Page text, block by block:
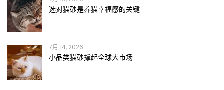
选对猫砂是养猫幸福感的关键
7月 14, 2026
小品类猫砂撑起全球大市场